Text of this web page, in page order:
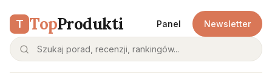
T TopProdukti Panel Newsletter